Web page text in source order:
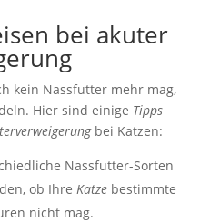
bei akuter
kein Nassfutter mehr mag,
Hier sind einige Tipps
bei Katzen:
Nassfutter-Sorten
ob Ihre Katzebestimmte
nicht mag.